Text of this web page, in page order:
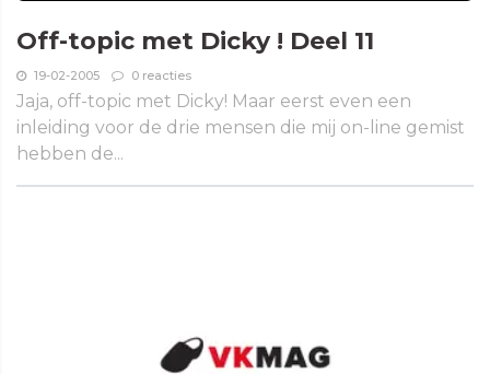
Off-topic met Dicky ! Deel 11
19-02-2005 0 reacties
Jaja, off-topic met Dicky! Maar eerst even een
inleiding voor de drie mensen die mij on-line gemist
hebben de...